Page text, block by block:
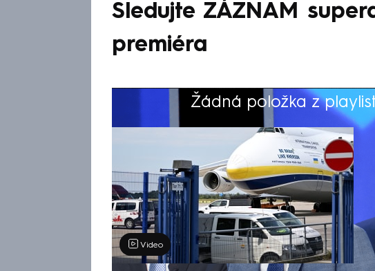
Sledujte ZÁZNAM
premiéra
Žádná položka z
Výběr redakce
Video